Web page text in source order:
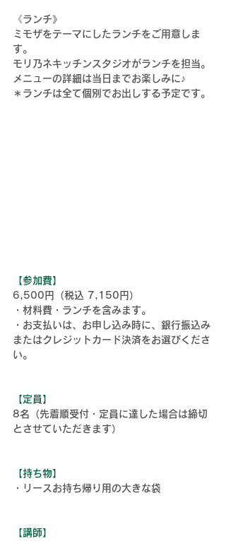
《ランチ》
ミモザをテーマにしたランチをご用意しま
す。
モリ乃ネキッチンスタジオがランチを担当。
メニューの詳細は当日までお楽しみに♪
＊ランチは全て個別でお出しする予定です。
【参加費】
6,500円（税込 7,150円）
・材料費・ランチを含みます。
・お支払いは、お申し込み時に、銀行振込み
またはクレジットカード決済をお選びくださ
い。
【定員 】
8名（先着順受付・定員に達した場合は締切
とさせていただきます）
【持ち物】
・リースお持ち帰り用の大きな袋
【講師】